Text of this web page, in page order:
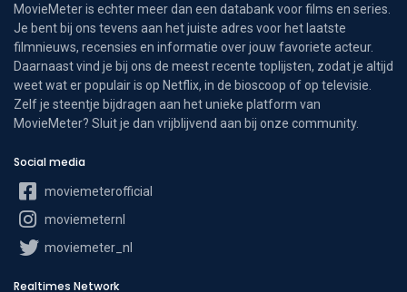
MovieMeter is echter meer dan een databank voor films en series.
Je bent bij ons tevens aan het juiste adres voor het laatste
filmnieuws, recensies en informatie over jouw favoriete acteur.
Daarnaast vind je bij ons de meest recente toplijsten, zodat je altijd
weet wat er populair is op Netflix, in de bioscoop of op televisie.
Zelf je steentje bijdragen aan het unieke platform van
MovieMeter? Sluit je dan vrijblijvend aan bij onze community.
Social media
moviemeterofficial
moviemeternl
moviemeter_nl
Realtimes Network